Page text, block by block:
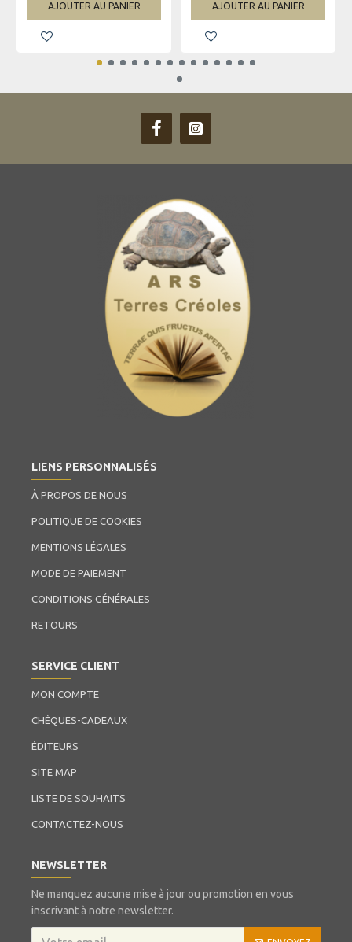
AJOUTER AU PANIER AJOUTER AU PANIER
LIENS PERSONNALISÉS
À PROPOS DE NOUS
POLITIQUE DE COOKIES
MENTIONS LÉGALES
MODE DE PAIEMENT
CONDITIONS GÉNÉRALES
RETOURS
SERVICE CLIENT
MON COMPTE
CHÈQUES-CADEAUX
ÉDITEURS
SITE MAP
LISTE DE SOUHAITS
CONTACTEZ-NOUS
NEWSLETTER
Ne manquez aucune mise à jour ou promotion en vous
inscrivant à notre newsletter.